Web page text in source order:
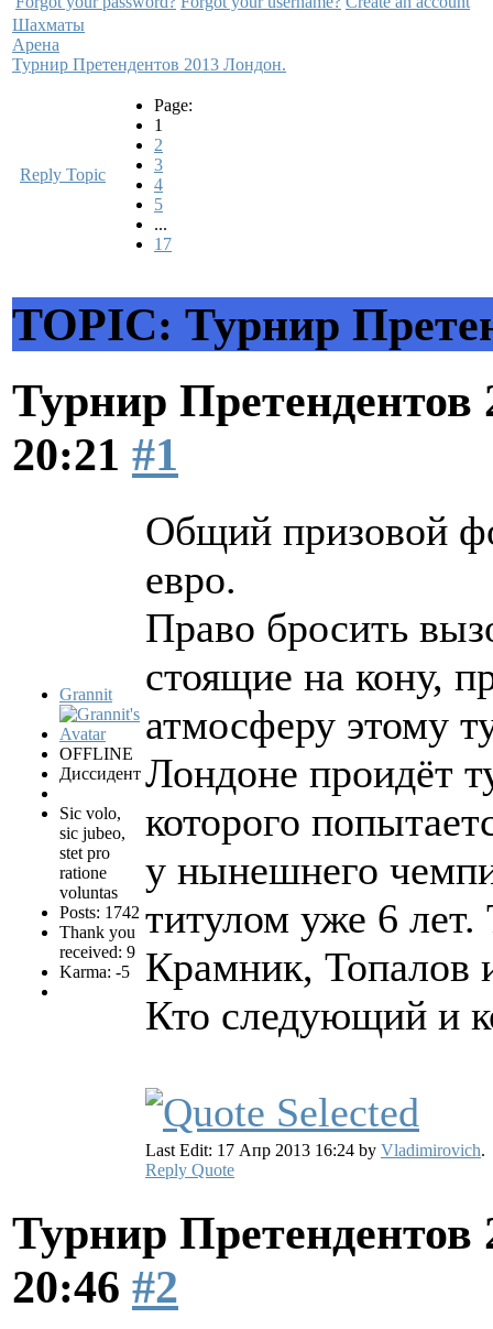
Шахматы
Арена
Турнир Претендентов 2013 Лондон.
Reply Topic
Page:
1
2
3
4
5
...
17
TOPIC: Турнир
Турнир
20:21 #1
Grannit
OFFLINE
Диссидент
Sic volo,
sic jubeo,
stet pro
ratione
voluntas
Posts: 1742
Thank you
received: 9
Karma: -5
Общий призовой
евро.
Право бросить
стоящие на кону,
атмосферу этому
Лондоне проидёт
которого
у нынешнего
титулом уже 6
Крамник, Топалов
Кто следующий и
Last Edit: 17 Апр 2013 16:24 by Vladimirovich.
Reply Quote
Турнир
20:46 #2